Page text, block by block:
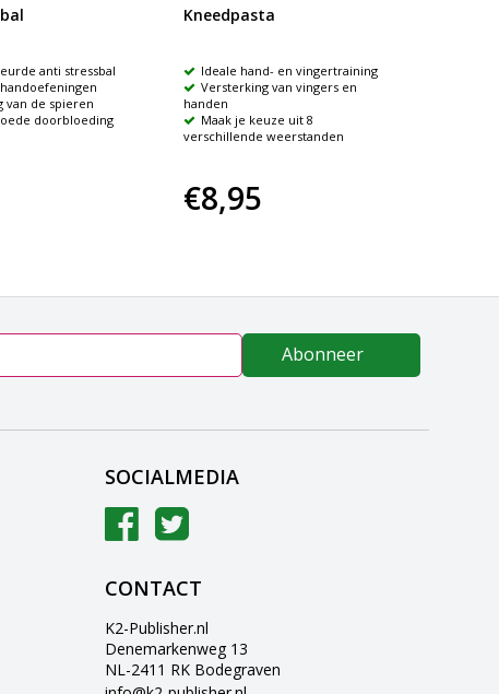
anti stressbal
van de spieren
doorbloeding
Kneedpasta
Ideale hand- en vingertraining
Versterking van vingers en
handen
Maak je keuze uit 8
verschillende weerstanden
€8,95
Abonneer
SOCIALMEDIA
CONTACT
K2-Publisher.nl
Denemarkenweg 13
NL-2411 RK Bodegraven